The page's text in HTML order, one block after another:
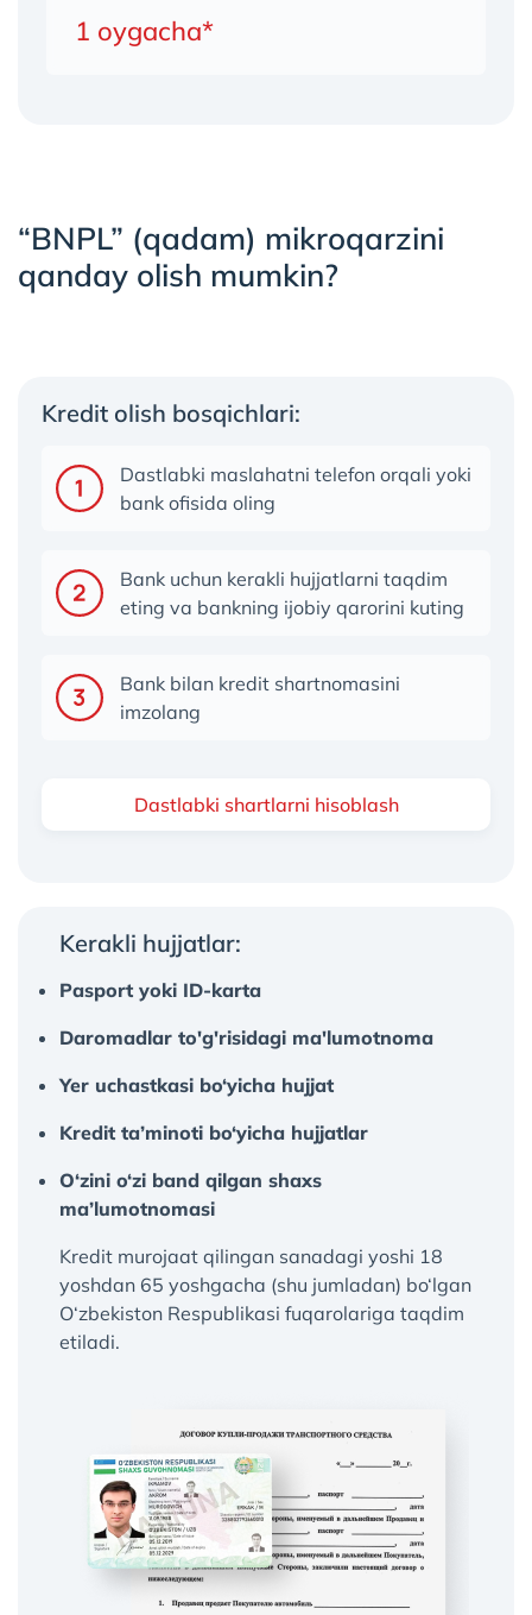
1 oygacha*
“BNPL” (qadam) mikroqarzini
qanday olish mumkin?
Kredit olish bosqichlari:
Dastlabki maslahatni telefon orqali yoki
bank ofisida oling
Bank uchun kerakli hujjatlarni taqdim
eting va bankning ijobiy qarorini kuting
Bank bilan kredit shartnomasini
imzolang
Dastlabki shartlarni hisoblash
Kerakli hujjatlar:
Pasport yoki ID-karta
Daromadlar to'g'risidagi ma'lumotnoma
Yer uchastkasi bo‘yicha hujjat
Kredit ta’minoti bo‘yicha hujjatlar
O‘zini o‘zi band qilgan shaxs
ma’lumotnomasi
Kredit murojaat qilingan sanadagi yoshi 18
yoshdan 65 yoshgacha (shu jumladan) bo‘lgan
O‘zbekiston Respublikasi fuqarolariga taqdim
etiladi.